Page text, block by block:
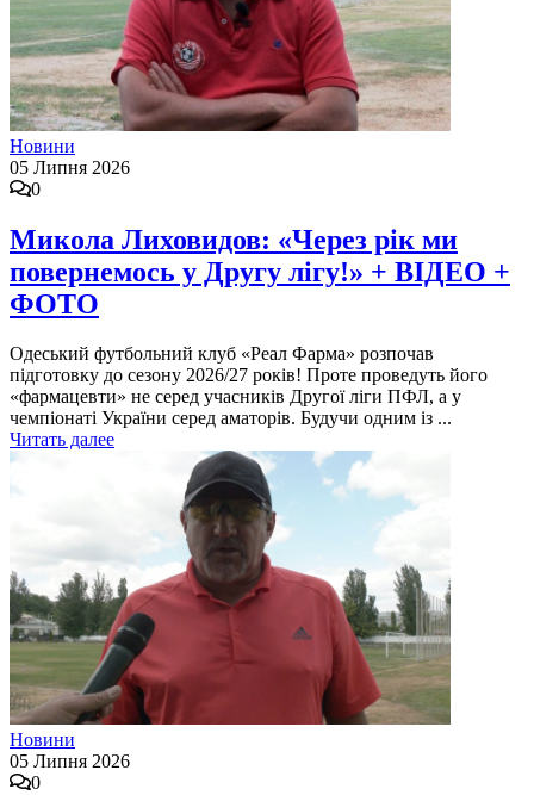
Новини
05 Липня 2026
0
Микола Лиховидов: «Через рік ми
повернемось у Другу лігу!» + ВІДЕО +
ФОТО
Одеський футбольний клуб «Реал Фарма» розпочав
підготовку до сезону 2026/27 років! Проте проведуть його
«фармацевти» не серед учасників Другої ліги ПФЛ, а у
чемпіонаті України серед аматорів. Будучи одним із ...
Читать далее
Новини
05 Липня 2026
0